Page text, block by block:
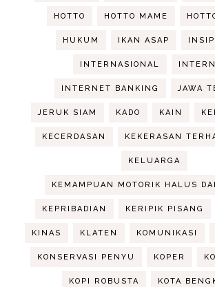
HOTTO HOTTO MAME
HUKUM IKAN ASAP
INTERNASIONAL
INTERNET BANKING JAWA
JERUK SIAM KADO KAIN
KECERDASAN KEKERASAN
KELUARGA
KEMAMPUAN MOTORIK HALUS
KEPRIBADIAN KERIPIK PISANG
KINAS KLATEN KOMUNIKASI
KONSERVASI PENYU KOPER
KOPI ROBUSTA KOTA